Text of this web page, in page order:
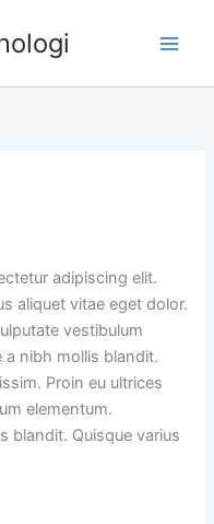
adipiscing elit.
aliquet vitae eget dolor.
vestibulum
a nibh mollis blandit.
Proin eu ultrices
elementum.
blandit. Quisque varius